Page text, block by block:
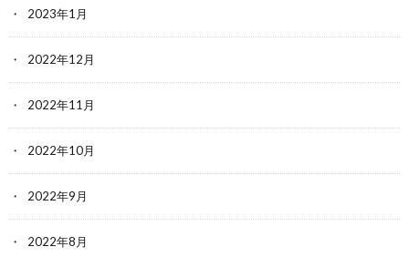
2023年1月
2022年12月
2022年11月
2022年10月
2022年9月
2022年8月